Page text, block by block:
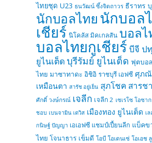
ไทยชุด U23 ธนวัฒน์ ซึ้งจิตถาวร ธีราทร
นักบอลไทยนักบอล
เชียร์ นิโคลัส มิคเกลสัน บอลไ
บอลไทยกูเชียร์ บีจี ป
ยูไนเต็ด บุรีรัมย์ ยูไนเต็ด ฟุตบอ
ไทย มาซาทาดะ อิชิอิ ราชบุรี เอฟซี ศุภ
เหมือนตา สารัช อยู่เย็น สุภโชค สารช
ศักดิ์ วงษ์กรณ์ เจลีก เจลีก 2 เซเรโซ โอซา
ชอบ เบนจามิน เดวิส เมืองทอง ยูไนเต็ด เ
กนิษฐ์ ปัญญา เอเอฟซี แชมป์เปี้ยนลีก แบ็คข
ไทย โจนาธาร เข็มดี โอบี โอเดนเซ่ โอเอช